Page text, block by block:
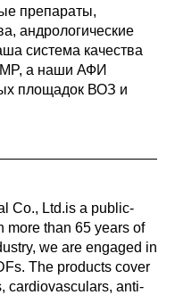
препараты,
андрологические
система качества
а наши АФИ
площадок ВОЗ и
Co., Ltd.is a public-
more than 65 years of
we are engaged in
The products cover
cardiovasculars, anti-